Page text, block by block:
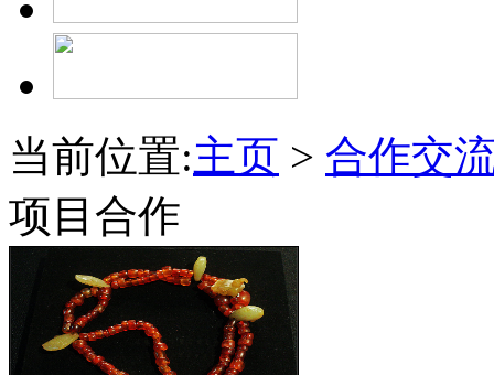
当前位置:主页 > 合作交
项目合作